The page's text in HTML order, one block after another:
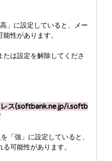
」に設定していると、メー
性があります。
たは設定を解除してくださ
ス(softbank.ne.jp/i.softb
を「強」に設定していると、
可能性があります。